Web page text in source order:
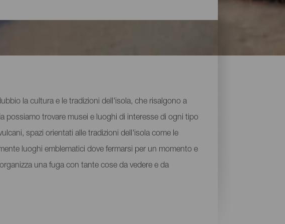
la cultura e le tradizioni dell'isola, che risalgono a
possiamo trovare musei e luoghi di interesse di ogni tipo
spazi orientati alle tradizioni dell'isola come le
luoghi emblematici dove fermarsi per un momento e
una fuga con tante cose da vedere e da